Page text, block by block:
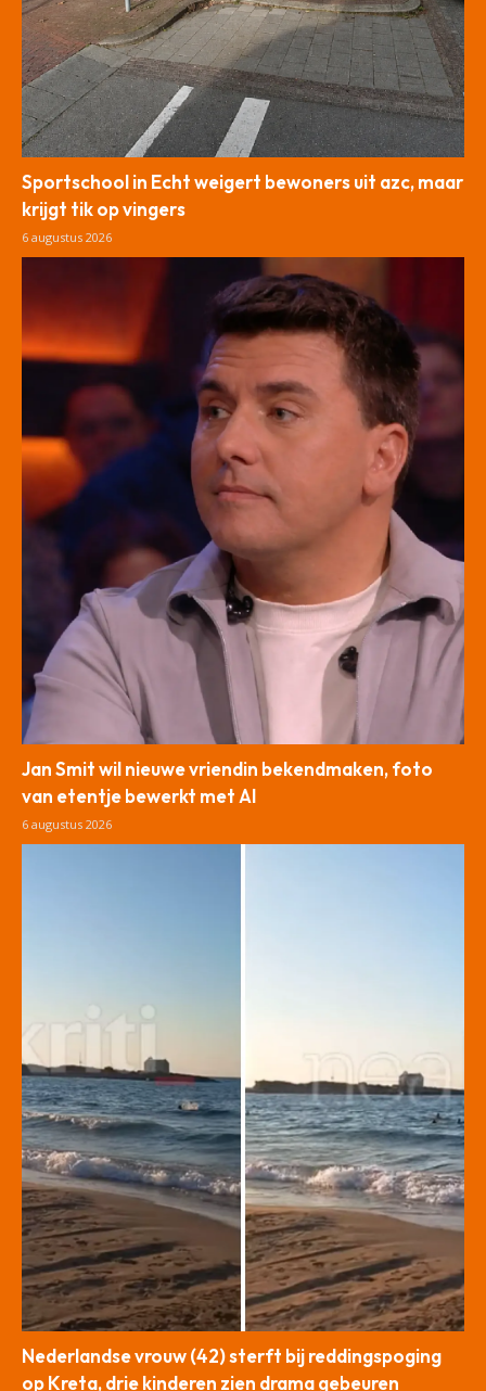
Sportschool in Echt weigert bewoners uit azc, maar
krijgt tik op vingers
6 augustus 2026
Jan Smit wil nieuwe vriendin bekendmaken, foto
van etentje bewerkt met AI
6 augustus 2026
Nederlandse vrouw (42) sterft bij reddingspoging
op Kreta, drie kinderen zien drama gebeuren